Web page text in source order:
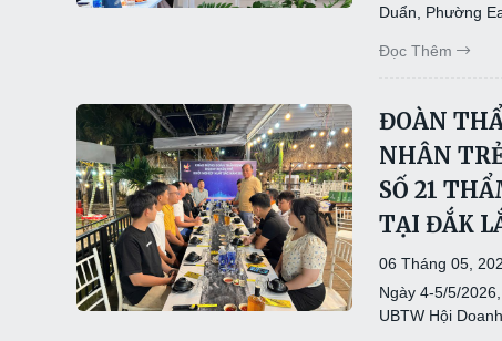
Duẩn, Phường
Đọc Thêm
ĐOÀN
NHÂN
SỐ 21
TẠI ĐẮK
06 Tháng 05,
Ngày 4-5/5/
UBTW Hội